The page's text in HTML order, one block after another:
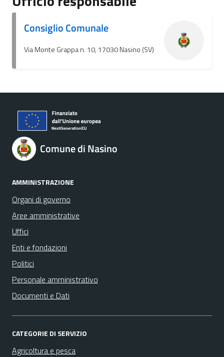
Consiglio Comunale
Via Monte Grappa n. 10, 17030 Nasino (SV)
Comune di Nasino
AMMINISTRAZIONE
Organi di governo
Aree amministrative
Uffici
Enti e fondazioni
Politici
Personale amministrativo
Documenti e Dati
CATEGORIE DI SERVIZIO
Agricoltura e pesca